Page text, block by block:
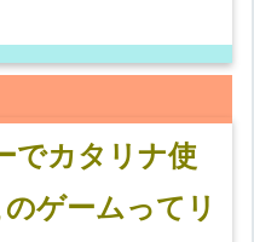
でカタリナ使
ゲームってリ